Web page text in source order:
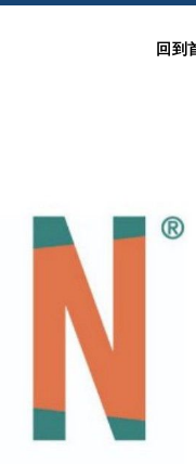
回到